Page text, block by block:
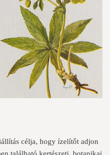
célja, hogy ízelítőt adjon
található kertészeti, botanikai